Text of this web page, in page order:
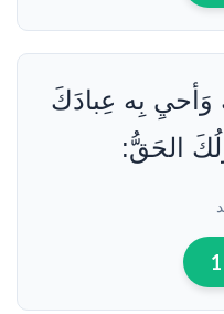
وَأحيِ بِه عِبادَكَ
الحَقُّ:
1